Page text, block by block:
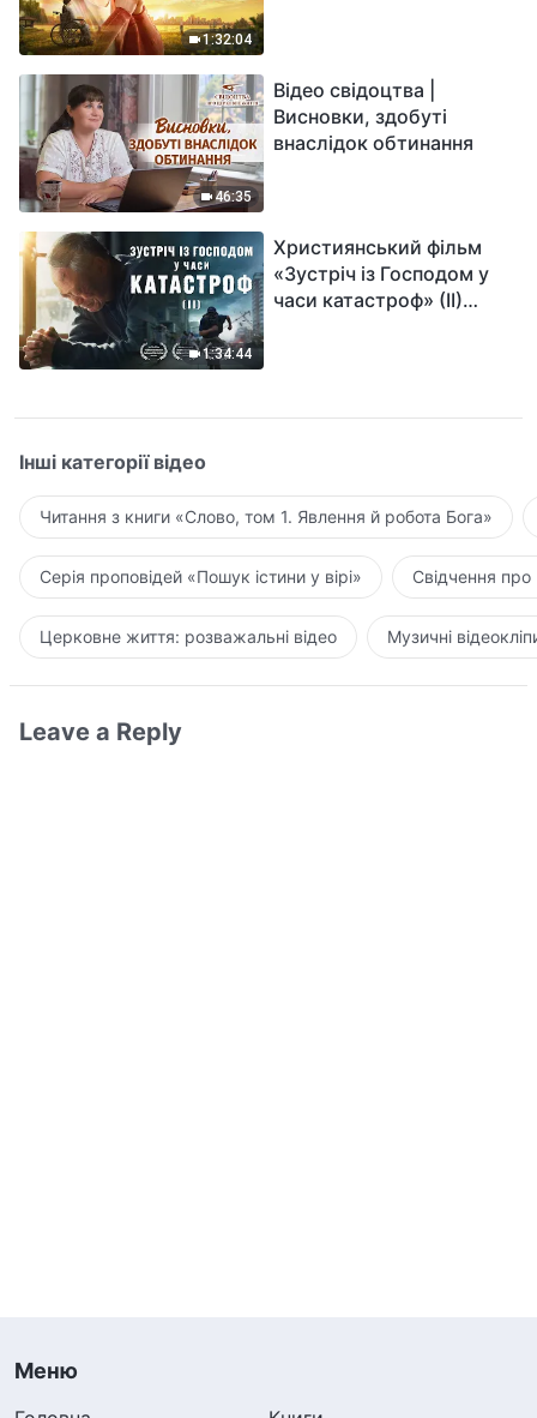
1:32:04
46:35
Відео свідоцтва |
Висновки, здобуті
внаслідок обтинання
1:34:44
Християнський фільм
«Зустріч із Господом у
часи катастроф» (II)
Інші категорії відео
Читання з книги «Слово, том 1. Явлення й робота Бога»
Серія проповідей «Пошук істини у вірі» Свідчення
Церковне життя: розважальні відео Музичні
Leave a Reply
Меню